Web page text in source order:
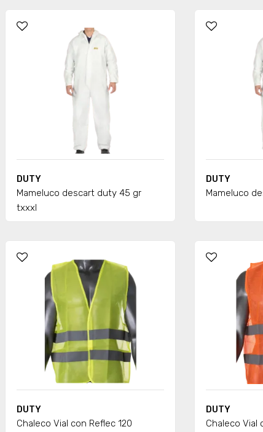
DUTY
Mameluco descart duty 45 gr
txxxl
DUTY
Mameluco
DUTY
Chaleco Vial con Reflec 120
DUTY
Chaleco Vial